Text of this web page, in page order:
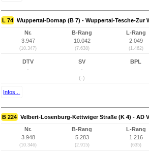
L 74 Wuppertal-Dornap (B 7) - Wuppertal-Tesche-Zur
Nr.
3.947
(10.347)
B-Rang
10.042
(7.638)
L-Rang
2.049
(1.462)
DTV
-
SV
-
(-)
BPL
Infos...
B 224 Velbert-Losenburg-Kettwiger Straße (K 4) - AD
Nr.
3.948
(10.346)
B-Rang
5.283
(2.915)
L-Rang
1.216
(635)